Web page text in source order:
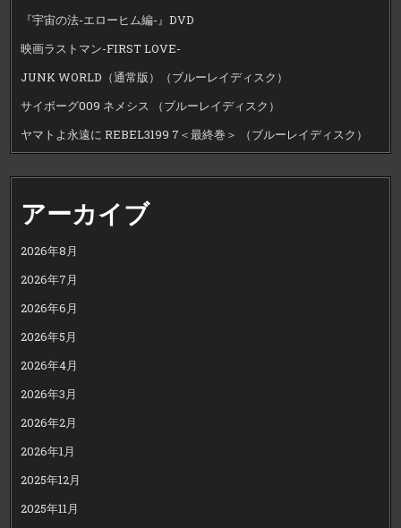
『宇宙の法-エローヒム編-』DVD
映画ラストマン-FIRST LOVE-
JUNK WORLD（通常版）（ブルーレイディスク）
サイボーグ009 ネメシス （ブルーレイディスク）
ヤマトよ永遠に REBEL3199 7＜最終巻＞ （ブルーレイディスク）
アーカイブ
2026年8月
2026年7月
2026年6月
2026年5月
2026年4月
2026年3月
2026年2月
2026年1月
2025年12月
2025年11月